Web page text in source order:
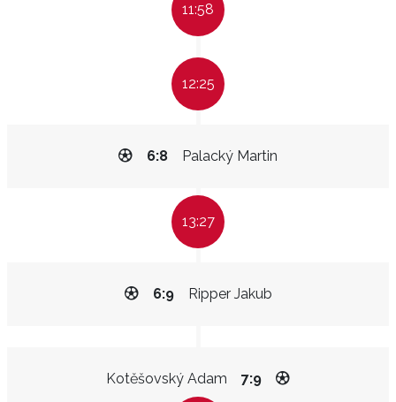
11:58
12:25
Palacký Martin
6:8
13:27
Ripper Jakub
6:9
Kotěšovský Adam 7:9